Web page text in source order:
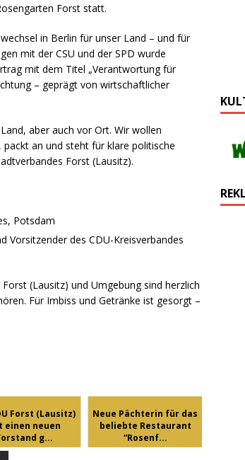
Forst statt.
in Berlin für unser Land – und für
mit der CSU und der SPD wurde
mit dem Titel „Verantwortung für
– geprägt von wirtschaftlicher
aber auch vor Ort. Wir wollen
an und steht für klare politische
Forst (Lausitz).
Potsdam
Vorsitzender des CDU-Kreisverbandes
(Lausitz) und Umgebung sind herzlich
Für Imbiss und Getränke ist gesorgt –
Forst (Lausitz)
einen neuen
g...
Neue Pächterin für das
beliebte Restaurant
“Rosenf...